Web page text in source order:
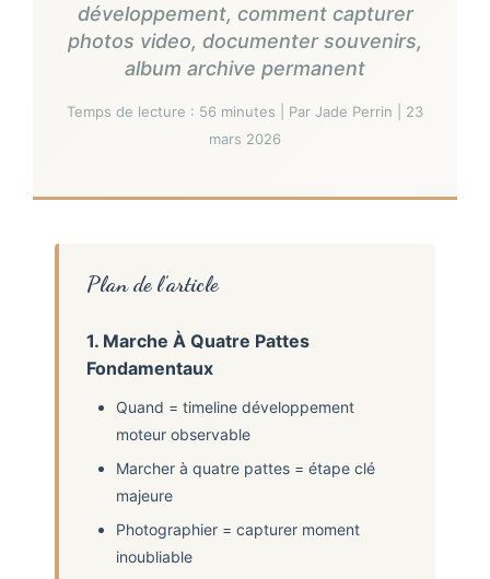
développement, comment capturer
photos video, documenter souvenirs,
album archive permanent
Temps de lecture : 56 minutes | Par Jade Perrin | 23
mars 2026
Plan de l’article
1. Marche À Quatre Pattes
Fondamentaux
Quand = timeline développement
moteur observable
Marcher à quatre pattes = étape clé
majeure
Photographier = capturer moment
inoubliable